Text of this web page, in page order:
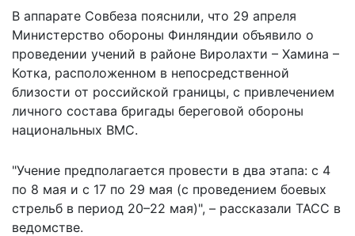
В аппарате Совбеза пояснили, что 29 апреля
Министерство обороны Финляндии объявило о
проведении учений в районе Виролахти – Хамина –
Котка, расположенном в непосредственной
близости от российской границы, с привлечением
личного состава бригады береговой обороны
национальных ВМС.
"Учение предполагается провести в два этапа: с 4
по 8 мая и с 17 по 29 мая (с проведением боевых
стрельб в период 20–22 мая)", – рассказали ТАСС в
ведомстве.